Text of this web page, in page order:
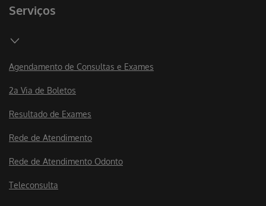
Serviços
Agendamento de Consultas e Exames
2a Via de Boletos
Resultado de Exames
Rede de Atendimento
Rede de Atendimento Odonto
Teleconsulta